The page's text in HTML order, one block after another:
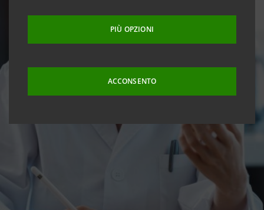
PIÙ OPZIONI
ACCONSENTO